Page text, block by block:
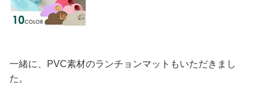
一緒に、PVC素材のランチョンマットもいただきまし
た。